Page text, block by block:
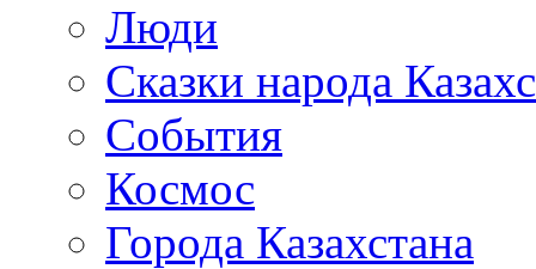
Люди
Сказки народа
События
Космос
Города Казахстана